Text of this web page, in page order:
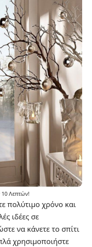
10 Λεπτών!
πολύτιμο χρόνο και
ιδέες σε
να κάνετε το σπίτι
χρησιμοποιήστε